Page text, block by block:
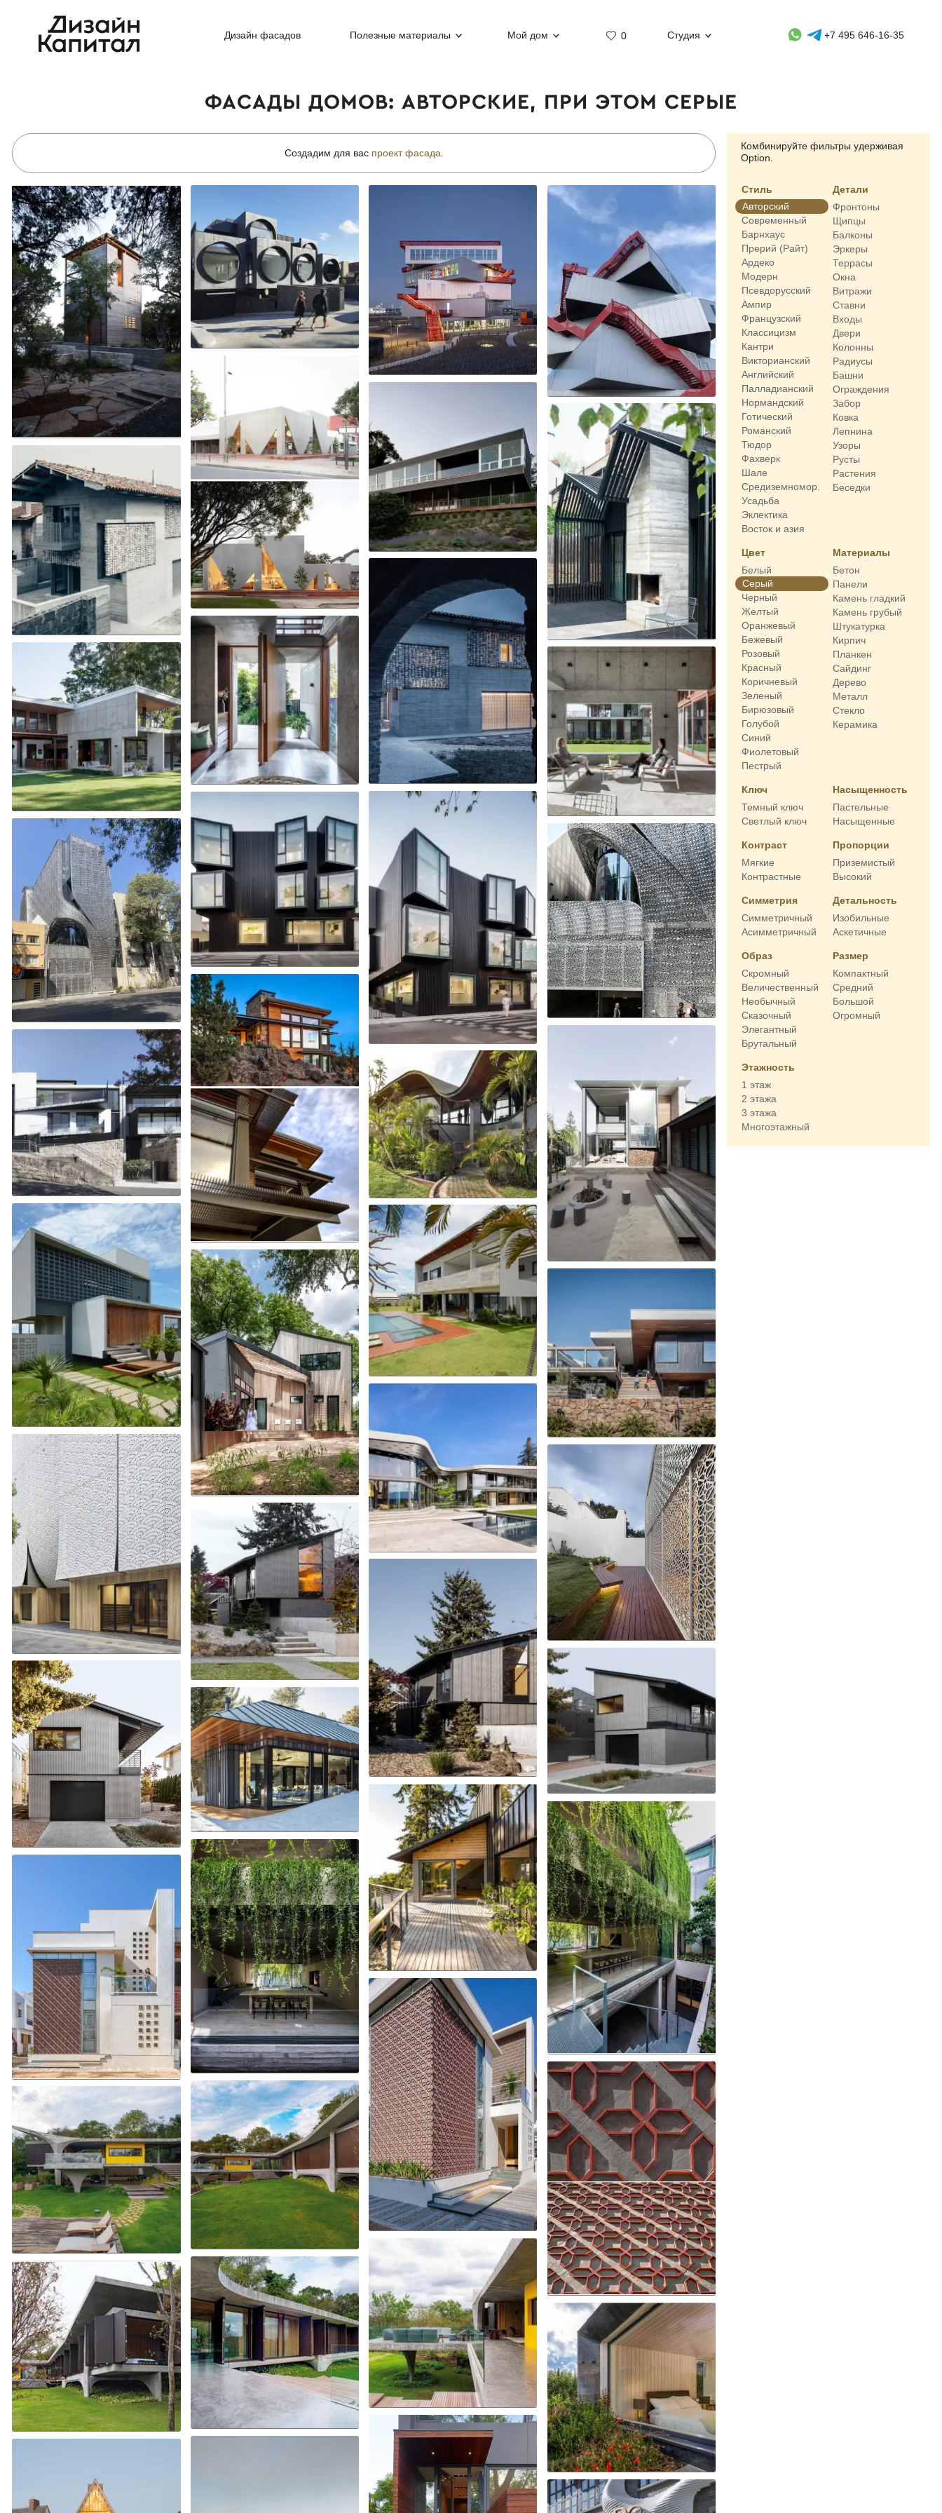
Дизайн фасадов Полезные материалы Мой дом 0 Студия Whatsapp контакт
Telegram контакт
+7 495 646-16-35
ФАСАДЫ ДОМОВ: АВТОРСКИЕ, ПРИ ЭТОМ СЕРЫЕ
Комбинируйте фильтры удерживая
Option.
Стиль
Авторский
Современный
Барнхаус
Прерий (Райт)
Ардеко
Модерн
Псевдорусский
Ампир
Французский
Классицизм
Кантри
Викторианский
Английский
Палладианский
Нормандский
Готический
Романский
Тюдор
Фахверк
Шале
Средиземномор.
Усадьба
Эклектика
Восток и азия
Детали
Фронтоны
Щипцы
Балконы
Эркеры
Террасы
Окна
Витражи
Ставни
Входы
Двери
Колонны
Радиусы
Башни
Ограждения
Забор
Ковка
Лепнина
Узоры
Русты
Растения
Беседки
Цвет
Белый
Серый
Черный
Желтый
Оранжевый
Бежевый
Розовый
Красный
Коричневый
Зеленый
Бирюзовый
Голубой
Синий
Фиолетовый
Пестрый
Материалы
Бетон
Панели
Камень гладкий
Камень грубый
Штукатурка
Кирпич
Планкен
Сайдинг
Дерево
Металл
Стекло
Керамика
Ключ
Темный ключ
Светлый ключ
Насыщенность
Пастельные
Насыщенные
Контраст
Мягкие
Контрастные
Пропорции
Приземистый
Высокий
Симметрия
Симметричный
Асимметричный
Детальность
Изобильные
Аскетичные
Образ
Скромный
Величественный
Необычный
Сказочный
Элегантный
Брутальный
Размер
Компактный
Средний
Большой
Огромный
Этажность
1 этаж
2 этажа
3 этажа
Многоэтажный
Создадим для вас проект фасада.